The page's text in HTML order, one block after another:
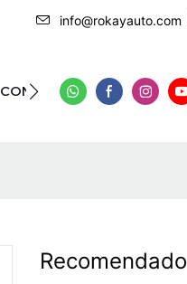
info@rokayauto.com
CONTÁCTENOS
Recomendado